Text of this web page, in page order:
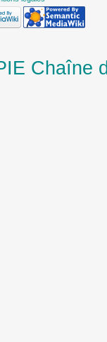
Chaîne